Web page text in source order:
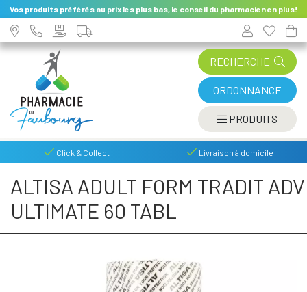
Vos produits préférés au prix les plus bas, le conseil du pharmacien en plus!
RECHERCHE
ORDONNANCE
PRODUITS
Click & Collect Livraison à domicile
ALTISA ADULT FORM TRADIT ADV
ULTIMATE 60 TABL